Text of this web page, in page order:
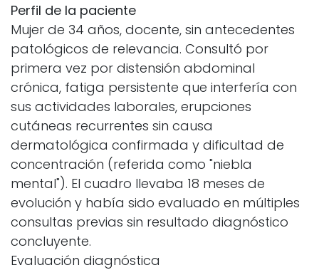
Perfil de la paciente
Mujer de 34 años, docente, sin antecedentes
patológicos de relevancia. Consultó por
primera vez por distensión abdominal
crónica, fatiga persistente que interfería con
sus actividades laborales, erupciones
cutáneas recurrentes sin causa
dermatológica confirmada y dificultad de
concentración (referida como "niebla
mental"). El cuadro llevaba 18 meses de
evolución y había sido evaluado en múltiples
consultas previas sin resultado diagnóstico
concluyente.
Evaluación diagnóstica